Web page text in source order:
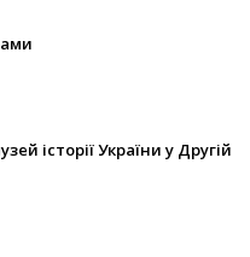
історії України у Другій